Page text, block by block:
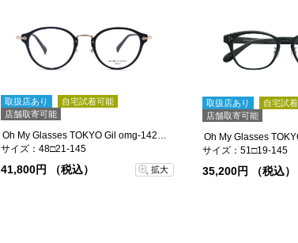
取扱店あり
自宅試着可能
店舗取寄可能
Oh My Glasses TOKYO Gil omg-142-BKGD-48
サイズ：48□21-145
41,800円 （税込） 拡大
取扱店あり
自宅試
店舗取寄可能
サイズ：51□19-145
35,200円 （税込）